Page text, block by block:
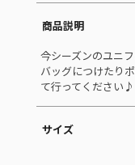
商品説明
今シーズンのユニ
バッグにつけたり
て行ってください♪
サイズ